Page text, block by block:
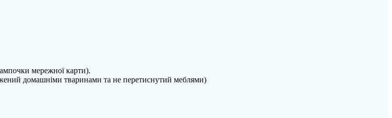
мережної карти).
домашніми тваринами та не перетиснутий меблями)